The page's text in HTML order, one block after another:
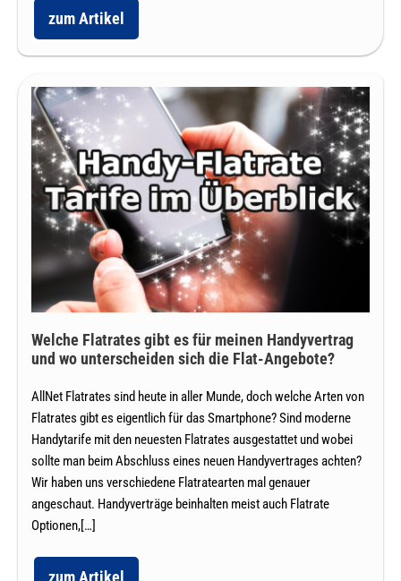
zum ArtikelHandyvertrag
Deals
zu
bestellen:
Handytarif
Aktionsangebote
im
neuen
Jahr
günstig
finden
Welche
Flatrates
gibt
es
für
meinen
Handyvertrag
und
wo
sich
Flat-
Angebote?
Welche Flatrates gibt es für meinen Handyvertrag
und wo unterscheiden sich die Flat-Angebote?
AllNet Flatrates sind heute in aller Munde, doch welche Arten von
Flatrates gibt es eigentlich für das Smartphone? Sind moderne
Handytarife mit den neuesten Flatrates ausgestattet und wobei
sollte man beim Abschluss eines neuen Handyvertrages achten?
Wir haben uns verschiedene Flatratearten mal genauer
angeschaut. Handyverträge beinhalten meist auch Flatrate
Optionen,[…]
zum Artikel